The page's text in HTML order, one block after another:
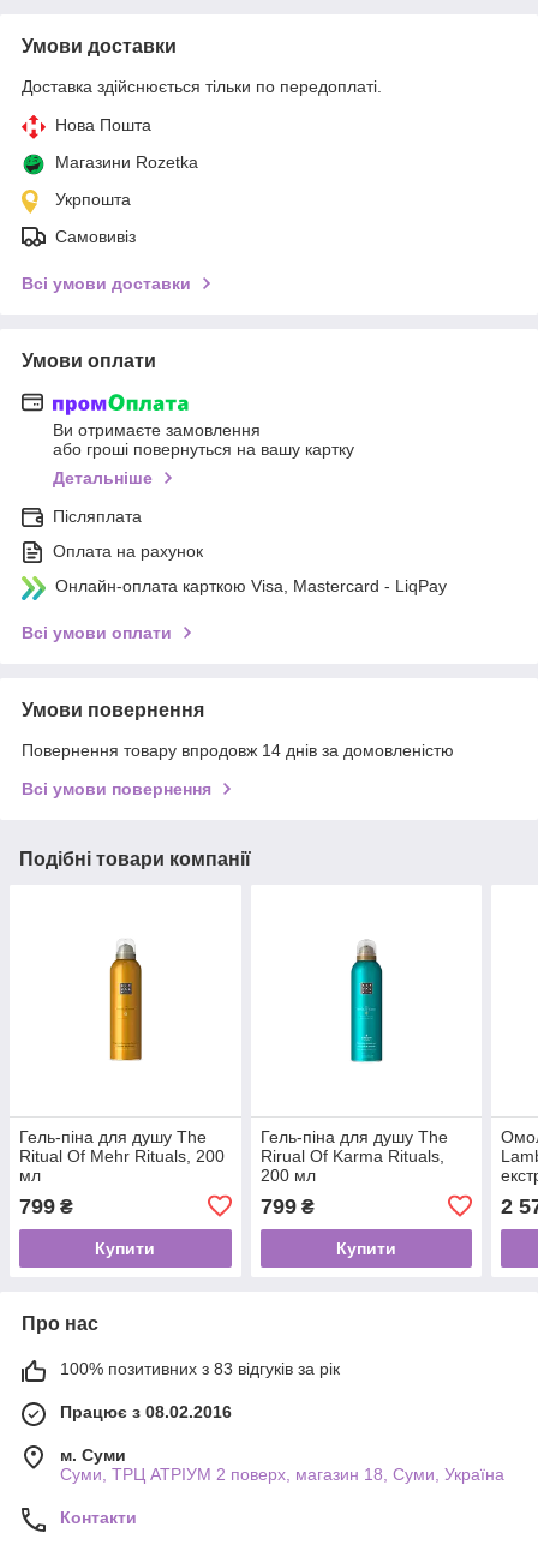
Умови доставки
Доставка здійснюється тільки по передоплаті.
Нова Пошта
Магазини Rozetka
Укрпошта
Самовивіз
Всі умови доставки
Умови оплати
Ви отримаєте замовлення
або гроші повернуться на вашу картку
Детальніше
Післяплата
Оплата на рахунок
Онлайн-оплата карткою Visa, Mastercard - LiqPay
Всі умови оплати
Умови повернення
Повернення товару впродовж 14 днів за домовленістю
Всі умови повернення
Подібні товари компанії
Гель-піна для душу The
Ritual Of Mehr Rituals, 200
мл
799 ₴
Купити
Гель-піна для душу The
Rirual Of Karma Rituals,
200 мл
799₴
Купити
2
Про нас
100% позитивних з 83 відгуків за рік
Працює з 08.02.2016
м. Суми
Суми, ТРЦ АТРІУМ 2 поверх, магазин 18, Суми, Україна
Контакти